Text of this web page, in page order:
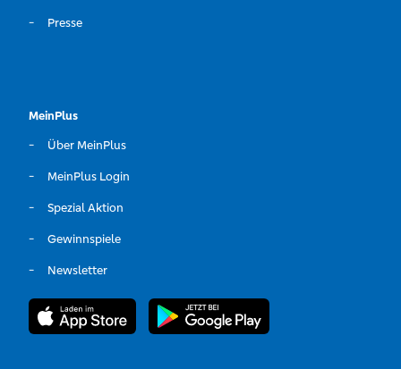
Presse
MeinPlus
Über MeinPlus
MeinPlus Login
Spezial Aktion
Gewinnspiele
Newsletter